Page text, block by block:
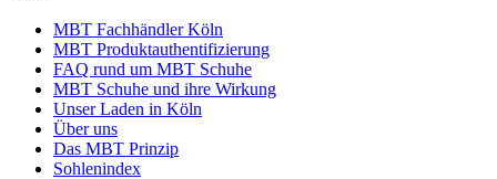
MBT Fachhändler Köln
MBT Produktauthentifizierung
FAQ rund um MBT Schuhe
MBT Schuhe und ihre Wirkung
Unser Laden in Köln
Über uns
Das MBT Prinzip
Sohlenindex